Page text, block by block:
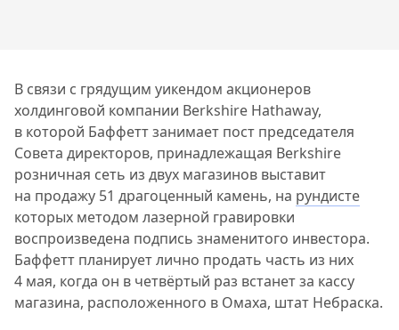
В связи с грядущим уикендом акционеров
холдинговой компании Berkshire Hathaway,
в которой Баффетт занимает пост председателя
Совета директоров, принадлежащая Berkshire
розничная сеть из двух магазинов выставит
на продажу 51 драгоценный камень, на рундисте
которых методом лазерной гравировки
воспроизведена подпись знаменитого инвестора.
Баффетт планирует лично продать часть из них
4 мая, когда он в четвёртый раз встанет за кассу
магазина, расположенного в Омаха, штат Небраска.